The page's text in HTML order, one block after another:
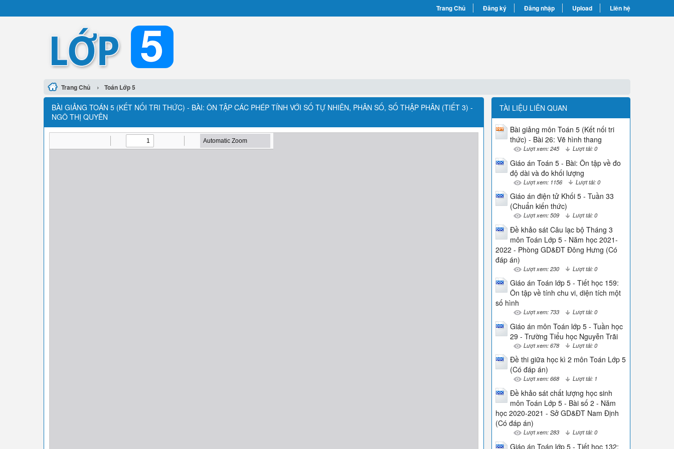
Trang Chủ Đăng ký Đăng nhập Upload Liên hệ
Trang Chủ › Toán Lớp 5
BÀI GIẢNG TOÁN 5 (KẾT NỐI TRI THỨC) - BÀI: ÔN TẬP CÁC PHÉP TÍNH VỚI SỐ TỰ NHIÊN, PHÂN SỐ, SỐ THẬP PHÂN (TIẾT 3) -
NGÔ THỊ QUYÊN
TÀI LIỆU LIÊN QUAN
Bài giảng môn Toán 5 (Kết nối tri
thức) - Bài 26: Vẽ hình thang
Lượt xem: 245 Lượt tải: 0
Giáo án Toán 5 - Bài: Ôn tập về đo
độ dài và đo khối lượng
Lượt xem: 1156 Lượt tải: 0
Giáo án điện tử Khối 5 - Tuần 33
(Chuẩn kiến thức)
Lượt xem: 509 Lượt tải: 0
Đề khảo sát Câu lạc bộ Tháng 3
môn Toán Lớp 5 - Năm học 2021-
2022 - Phòng GD&ĐT Đông Hưng (Có
đáp án)
Lượt xem: 230 Lượt tải: 0
Giáo án Toán lớp 5 - Tiết học 159:
Ôn tập về tính chu vi, diện tích một
số hình
Lượt xem: 733 Lượt tải: 0
Giáo án môn Toán lớp 5 - Tuần học
29 - Trường Tiểu học Nguyễn Trãi
Lượt xem: 678 Lượt tải: 0
Đề thi giữa học kì 2 môn Toán Lớp 5
(Có đáp án)
Lượt xem: 668 Lượt tải: 1
Đề khảo sát chất lượng học sinh
môn Toán Lớp 5 - Bài số 2 - Năm
học 2020-2021 - Sở GD&ĐT Nam Định
(Có đáp án)
Lượt xem: 283 Lượt tải: 0
Giáo án Toán lớp 5 - Tiết học 132: